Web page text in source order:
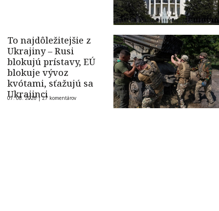
To najdôležitejšie z
Ukrajiny – Rusi
blokujú prístavy, EÚ
blokuje vývoz
kvótami, sťažujú sa
Ukrajinci
07. 08. 2026 |27 komentárov